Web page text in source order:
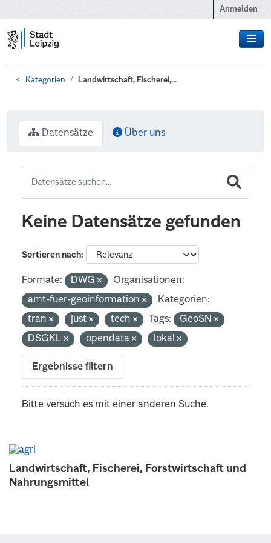
Anmelden
Kategorien Landwirtschaft, Fischerei,...
Landwirtschaft, Fischerei, Forstwirtschaft und
Nahrungsmittel
Datensätze Über uns
Keine Datensätze gefunden
Sortieren nach
Formate: DWG
Organisationen:
amt-fuer-geoinformation
Kategorien:
tran
just tech Tags:
GeoSN
DSGKL
opendata lokal
Ergebnisse filtern
Bitte versuch es mit einer anderen Suche.